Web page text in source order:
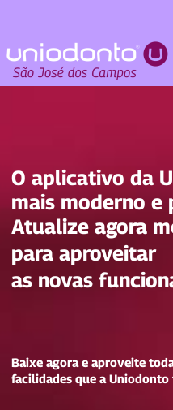
O aplicativo da
mais moderno e
Atualize agora
para aproveitar
as novas
Baixe agora e aproveite
facilidades que a Uniodonto